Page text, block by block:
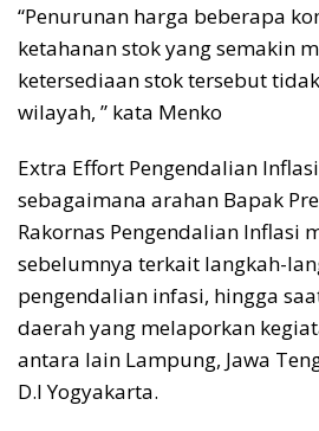
“Penurunan harga beberapa
ketahanan stok yang semakin
ketersediaan stok tersebut
wilayah, ” kata Menko
Extra Effort Pengendalian
sebagaimana arahan Bapak
Rakornas Pengendalian Inflasi
sebelumnya terkait langkah-
pengendalian infasi, hingga
daerah yang melaporkan
antara lain Lampung, Jawa
D.I Yogyakarta.